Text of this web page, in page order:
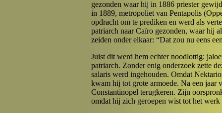
gezonden waar hij in 1886 priester
in 1889, metropoliet van Pentapolis
opdracht om te prediken en werd als
patriarch naar Caïro gezonden, waar hij
zeiden onder elkaar: “Dat zou nu eens
Juist dit werd hem echter noodlottig:
patriarch. Zonder enig onderzoek zette
salaris werd ingehouden. Omdat
kwam hij tot grote armoede. Na een jaar
Constantinopel terugkeren. Zijn
omdat hij zich geroepen wist tot het